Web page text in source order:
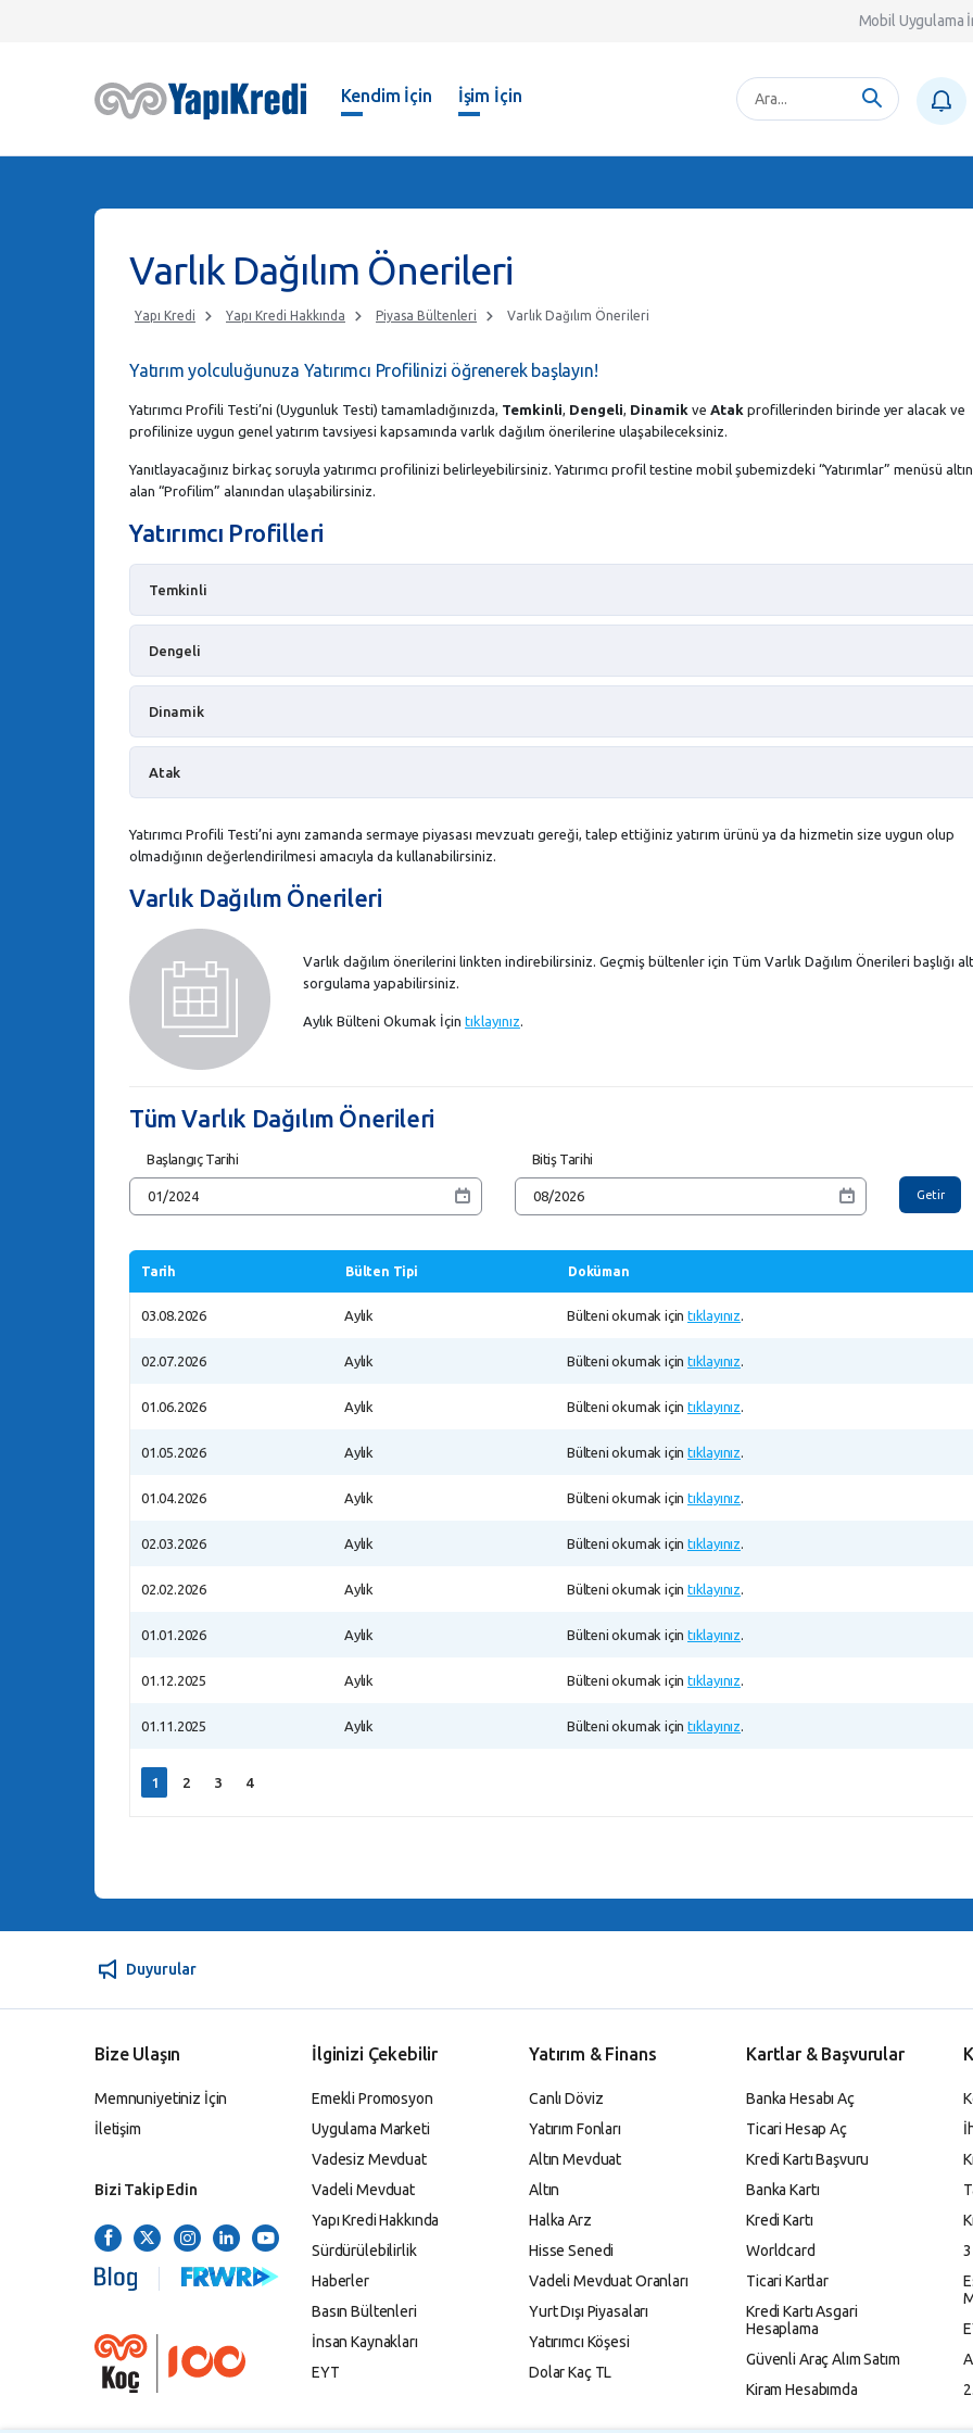
Mobil Uygulama
Kendim İçin İşim İçin
Varlık Dağılım Önerileri
Yapı Kredi Yapı Kredi Hakkında Piyasa Bültenleri Varlık Dağılım Önerileri
Yatırım yolculuğunuza Yatırımcı Profilinizi öğrenerek başlayın!
Yatırımcı Profili Testi’ni (Uygunluk Testi) tamamladığınızda, Temkinli Dengeli Dinamik ve Atak profillerinden birinde yer alacak ve
profilinize uygun genel yatırım tavsiyesi kapsamında varlık dağılım önerilerine ulaşabileceksiniz.
Yanıtlayacağınız birkaç soruyla yatırımcı profilinizi belirleyebilirsiniz. Yatırımcı profil testine mobil şubemizdeki “Yatırımlar” menüsü
alan “Profilim” alanından ulaşabilirsiniz.
Yatırımcı Profilleri
Temkinli
Dengeli
Dinamik
Atak
Yatırımcı Profili Testi’ni aynı zamanda sermaye piyasası mevzuatı gereği, talep ettiğiniz yatırım ürünü ya da hizmetin size uygun olup
olmadığının değerlendirilmesi amacıyla da kullanabilirsiniz.
Varlık Dağılım Önerileri
Varlık dağılım önerilerini linkten indirebilirsiniz. Geçmiş bültenler için Tüm Varlık Dağılım Önerileri başlığı
sorgulama yapabilirsiniz.
Aylık Bülteni Okumak İçin tıklayınız
Tüm Varlık Dağılım Önerileri
Başlangıç Tarihi Bitiş Tarihi
Getir
Tarih Bülten Tipi Doküman
03.08.2026 Aylık Bülteni okumak içintıklayınız
02.07.2026 Aylık Bülteni okumak içintıklayınız
01.06.2026 Aylık Bülteni okumak içintıklayınız
01.05.2026 Aylık Bülteni okumak içintıklayınız
01.04.2026 Aylık Bülteni okumak içintıklayınız
02.03.2026 Aylık Bülteni okumak içintıklayınız
02.02.2026 Aylık Bülteni okumak içintıklayınız
01.01.2026 Aylık Bülteni okumak içintıklayınız
01.12.2025 Aylık Bülteni okumak içintıklayınız
01.11.2025 Aylık Bülteni okumak içintıklayınız
1 2 3 4
Duyurular
Bize Ulaşın
Memnuniyetiniz İçin
İletişim
Bizi Takip Edin
İlginizi Çekebilir
Emekli Promosyon
Uygulama Marketi
Vadesiz Mevduat
Vadeli Mevduat
Yapı Kredi Hakkında
Sürdürülebilirlik
Haberler
Basın Bültenleri
İnsan Kaynakları
EYT
Yatırım & Finans
Canlı Döviz
Yatırım Fonları
Altın Mevduat
Altın
Halka Arz
Hisse Senedi
Vadeli Mevduat Oranları
Yurt Dışı Piyasaları
Yatırımcı Köşesi
Dolar Kaç TL
Kartlar & Başvurular
Banka Hesabı Aç
Ticari Hesap Aç
Kredi Kartı Başvuru
Banka Kartı
Kredi Kartı
Worldcard
Ticari Kartlar
Kredi Kartı Asgari
Hesaplama
Güvenli Araç Alım Satım
Kiram Hesabımda